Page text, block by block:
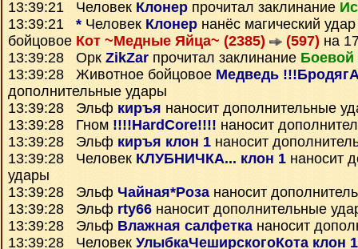
13:39:21 Человек Клонер прочитал заклинание
13:39:21 * Человек Клонер нанёс магический
бойцовое Кот ~Медные Яйца~ (2385) (597) на
13:39:28 Орк ZikZar прочитал заклинание Боевой
13:39:28 Животное бойцовое Медведь
дополнительные удары
13:39:28 Эльф киръя наносит дополнительные
13:39:28 Гном !!!!HardCore!!!! наносит
13:39:28 Эльф киръя клон 1 наносит
13:39:28 Человек КЛУБНИЧКА... клон 1 наносит
удары
13:39:28 Эльф Чайная*Розананосит
13:39:28 Эльф rty66 наносит дополнительные
13:39:28 Эльф Влажная салфеткананосит
13:39:28 Человек УлыбкаЧеширскогоКота клон 1